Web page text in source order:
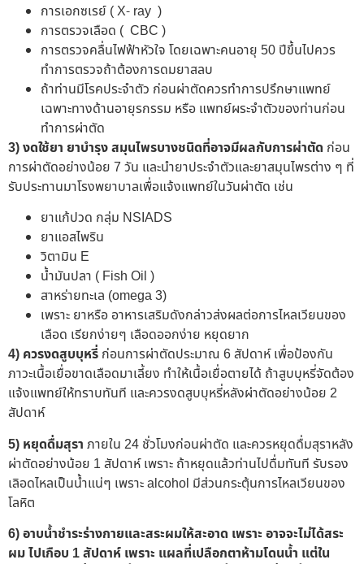
การเอกซเรย์ ( X- ray )
การตรวจเลือด ( CBC )
การตรวจคลื่นไฟฟ้าหัวใจ โดยเฉพาะคนอายุ 50 ปีขึ้นไปควร
ทำการตรวจถ้าต้องการดมยาสลบ
ถ้าท่านมีโรคประจำตัว ก่อนผ่าตัดควรทำการปรึกษาแพทย์
เฉพาะทางด้านอายุรกรรม หรือ แพทย์ผระจำตัวของท่านก่อน
ทำการผ่าตัด
3) งดใช้ยา ยาบำรุง สมุนไพรบางชนิดที่อาจมีผลกับการผ่าตัด ก่อน
การผ่าตัดอย่างน้อย 7 วัน และนำยาประจำตัวและยาสมุนไพรต่าง ๆ ที่
รับประทานมาโรงพยาบาลเพื่อแจ้งแพทย์ในวันผ่าตัด เช่น
ยาแก้ปวด กลุ่ม NSIADS
ยาแอสไพริน
วิตามิน E
น้ำมันปลา ( Fish Oil )
สาหร่ายทะเล (omega 3)
เพราะ ยาหรือ อาหารเสริมดังกล่าวส่งผลต่อการไหลเวียนของ
เลือด เรียกง่ายๆ เลือดออกง่าย หยุดยาก
4) ควรงดสูบบุหรี่ ก่อนการผ่าตัดประมาณ 6 สัปดาห์ เพื่อป้องกัน
ภาวะเนื้อเยื่อขาดเลือดมาเลี้ยง ทำให้เนื้อเยื่อตายได้ ถ้าสูบบุหรี่จัดต้อง
แจ้งแพทย์ให้ทราบทันที และควรงดสูบบุหรี่หลังผ่าตัดอย่างน้อย 2
สัปดาห์
5) หยุดดื่มสุรา ภายใน 24 ชั่วโมงก่อนผ่าตัด และควรหยุดดื่มสุราหลัง
ผ่าตัดอย่างน้อย 1 สัปดาห์ เพราะ ถ้าหยุดแล้วท่านไปดื่มทันที รับรอง
เลิอดไหลเป็นน้ำแน่ๆ เพราะ alcohol มีส่วนกระตุ้นการไหลเวียนของ
โลหิต
6) อาบน้ำชำระร่างกายและสระผมให้สะอาด เพราะ อาจจะไม่ได้สระ
ผม ไปเกือบ 1 สัปดาห์ เพราะ แผลที่เปลือกตาห้ามโดนน้ำ แต่ใน